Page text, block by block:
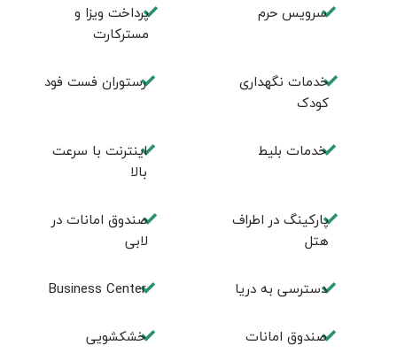
سرویس حرم
پرداخت ویزا و
مسترکارت
خدمات نگهداری
کودک
رستوران فست فود
خدمات بلیط
اینترنت با سرعت
بالا
پارکینگ در اطراف
هتل
صندوق امانات در
لابی
دسترسی به دریا Business Center
صندوق امانات خشکشویی